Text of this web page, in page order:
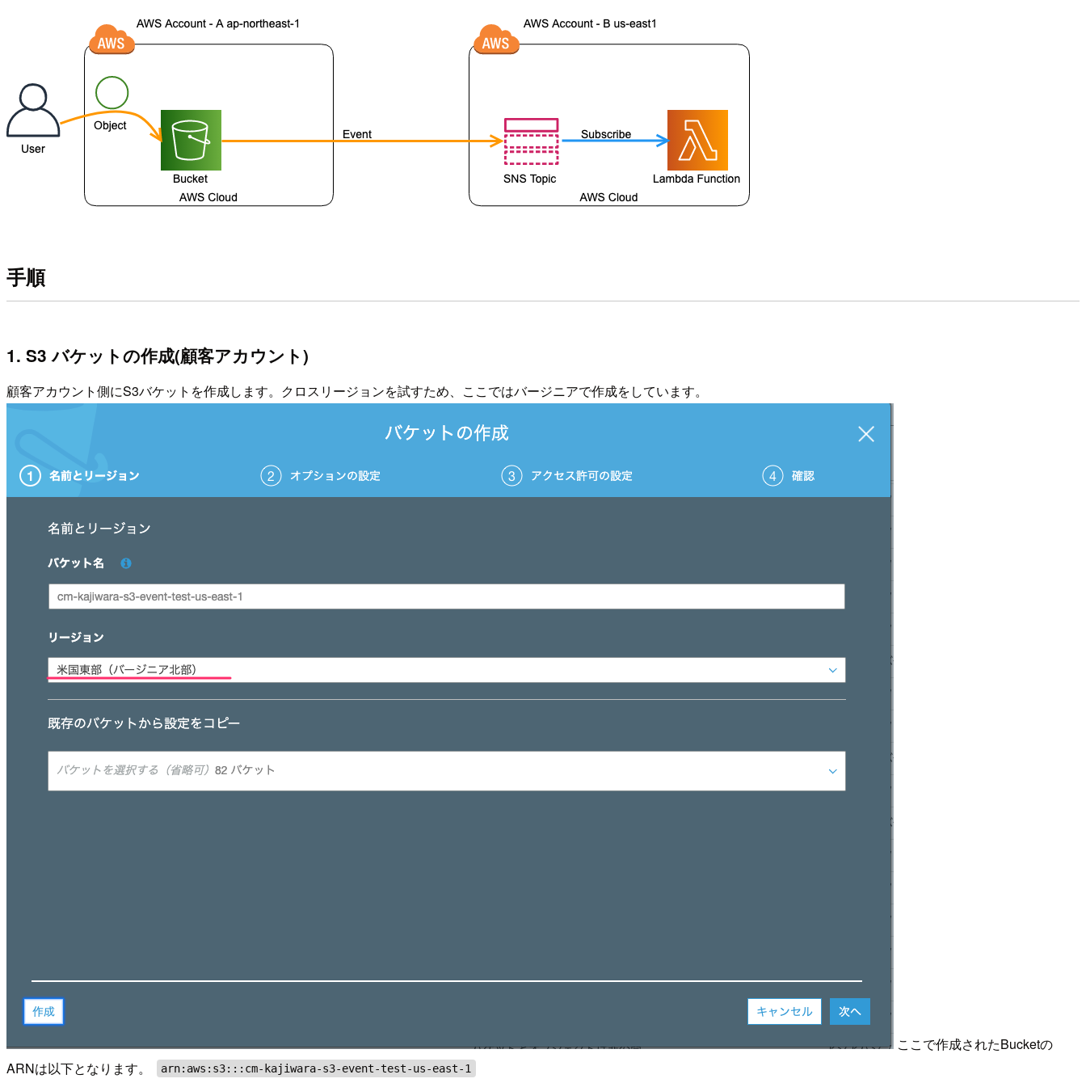
手順
1. S3 バケットの作成(顧客アカウント)
顧客アカウント側にS3バケットを作成します。クロスリージョンを試すため、ここではバージニアで作成をしています。
ここで作成されたBucketの
ARNは以下となります。
arn:aws:s3:::cm-kajiwara-s3-event-test-us-east-1